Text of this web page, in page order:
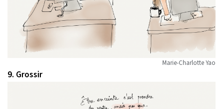
Marie-Charlotte Yao
9. Grossir